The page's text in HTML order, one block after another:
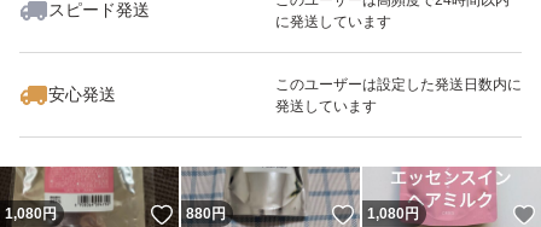
スピード発送
に発送しています
安心発送
このユーザーは設定した発送日数内に
発送しています
いいね！
2,000
1,080円 いいね！
880円 いいね！
1,080円